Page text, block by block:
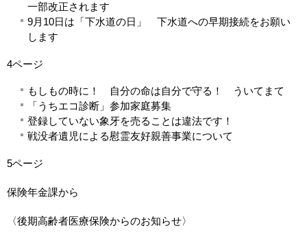
一部改正されます
9月10日は「下水道の日」 下水道への早期接続をお願い
します
4ページ
もしもの時に！ 自分の命は自分で守る！ ういてまて
「うちエコ診断」参加家庭募集
登録していない象牙を売ることは違法です！
戦没者遺児による慰霊友好親善事業について
5ページ
保険年金課から
〈後期高齢者医療保険からのお知らせ〉